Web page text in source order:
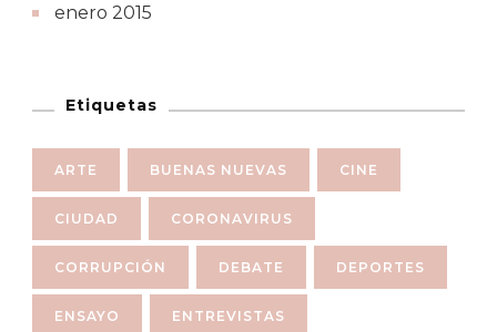
enero 2015
Etiquetas
ARTE BUENAS NUEVAS CINE
CIUDAD CORONAVIRUS
CORRUPCIÓN DEBATE DEPORTES
ENSAYO ENTREVISTAS